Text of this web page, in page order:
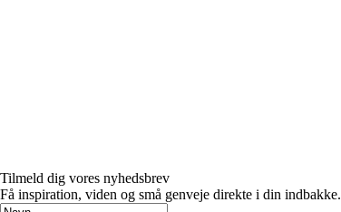
Tilmeld dig vores nyhedsbrev
Få inspiration, viden og små genveje direkte i din indbakke.